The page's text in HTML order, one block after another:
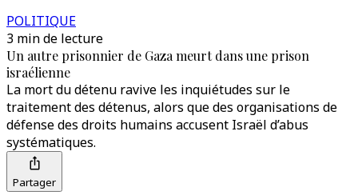
POLITIQUE
3 min de lecture
Un autre prisonnier de Gaza meurt dans une prison
israélienne
La mort du détenu ravive les inquiétudes sur le
traitement des détenus, alors que des organisations de
défense des droits humains accusent Israël d’abus
systématiques.
Partager